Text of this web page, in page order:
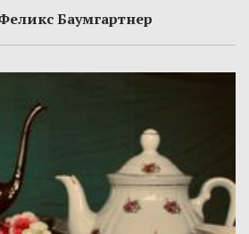
Баумгартнер